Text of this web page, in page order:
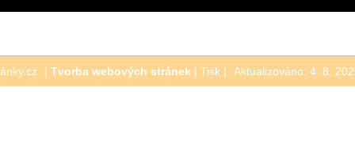
| Tvorba webových stránek | Tisk| Aktualizováno: 4. 8.